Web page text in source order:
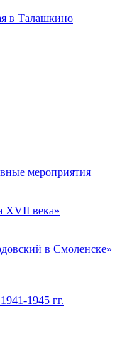
в Талашкино
мероприятия
XVII века»
в Смоленске»
1945 гг.